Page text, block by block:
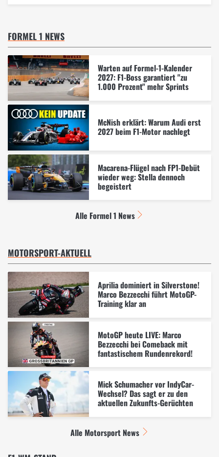
FORMEL 1 NEWS
Warten auf Formel-1-Kalender
2027: F1-Boss garantiert "zu
1.000 Prozent" mehr Sprints
McNish erklärt: Warum Audi erst
2027 beim F1-Motor nachlegt
Macarena-Flügel nach FP1-Debüt
wieder weg: Stella dennoch
begeistert
Alle Formel 1 News
MOTORSPORT-AKTUELL
Aprilia dominiert in Silverstone!
Marco Bezzecchi führt MotoGP-
Training klar an
MotoGP heute LIVE: Marco
Bezzecchi bei Comeback mit
fantastischem Rundenrekord!
Mick Schumacher vor IndyCar-
Wechsel? Das sagt er zu den
aktuellen Zukunfts-Gerüchten
Alle Motorsport News